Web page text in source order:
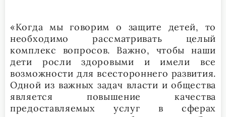
«Когда мы говорим о защите детей, то
необходимо рассматривать целый
комплекс вопросов. Важно, чтобы наши
дети росли здоровыми и имели все
возможности для всестороннего развития.
Одной из важных задач власти и общества
является повышение качества
предоставляемых услуг в сферах